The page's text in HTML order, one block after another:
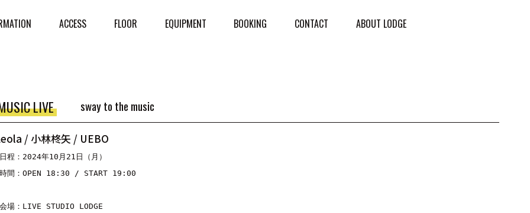
ACCESS FLOOR EQUIPMENT BOOKING CONTACT ABOUT LODGE
LIVE sway to the music
/ 小林柊矢 / UEBO
程：2024年10月21日（月）
間：OPEN 18:30 / START 19:00
場：LIVE STUDIO LODGE